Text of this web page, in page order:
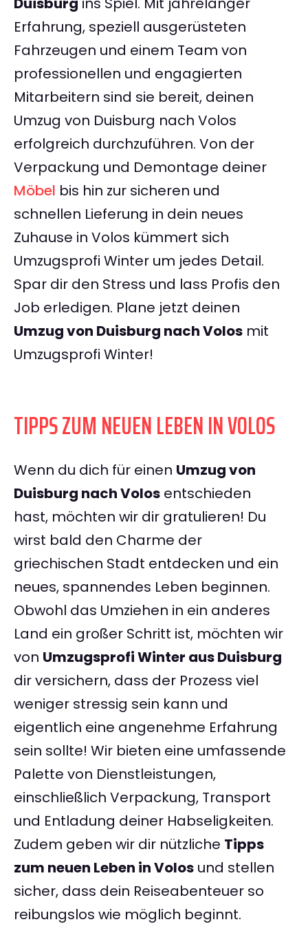
Erfahrung, speziell ausgerüsteten
Fahrzeugen und einem Team von
professionellen und engagierten
Mitarbeitern sind sie bereit, deinen
Umzug von Duisburg nach Volos
erfolgreich durchzuführen. Von der
Verpackung und Demontage deiner
Möbel bis hin zur sicheren und
schnellen Lieferung in dein neues
Zuhause in Volos kümmert sich
Umzugsprofi Winter um jedes Detail.
Spar dir den Stress und lass Profis den
Job erledigen. Plane jetzt deinen
Umzug von Duisburg nach Volos mit
Umzugsprofi Winter!
TIPPS ZUM NEUEN LEBEN IN VOLOS
Wenn du dich für einen Umzug von
Duisburg nach Volos entschieden
hast, möchten wir dir gratulieren! Du
wirst bald den Charme der
griechischen Stadt entdecken und ein
neues, spannendes Leben beginnen.
Obwohl das Umziehen in ein anderes
Land ein großer Schritt ist, möchten wir
von Umzugsprofi Winter aus Duisburg
dir versichern, dass der Prozess viel
weniger stressig sein kann und
eigentlich eine angenehme Erfahrung
sein sollte! Wir bieten eine umfassende
Palette von Dienstleistungen,
einschließlich Verpackung, Transport
und Entladung deiner Habseligkeiten.
Zudem geben wir dir nützliche Tipps
zum neuen Leben in Volos und stellen
sicher, dass dein Reiseabenteuer so
reibungslos wie möglich beginnt.